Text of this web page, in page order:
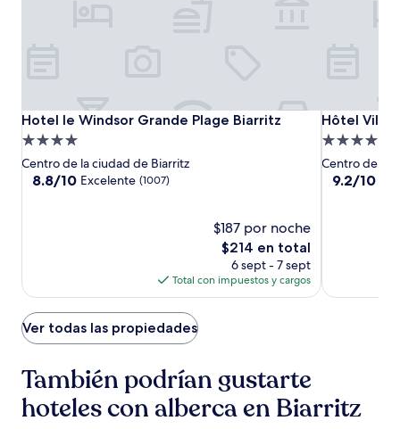
Hotel
le
Windsor
Grande
Plage
Hotel
le
Windsor
Grande
Plage
Hotel le Windsor Grande Plage Biarritz
Hotel le Windsor Grande Plage Biarritz
Propiedad
de
4.0
Centro de la ciudad de Biarritz
8.8
8.8/10 Excelente (1007)
$187 por noche
El
precio
actual
es
$214 en total
6 sept - 7 sept
Total con impuestos y cargos
Hôtel
Villa
Koegui
Biarritz
Hôtel Villa
Hôtel Villa
Propiedad
de
4.0
Centro de la
9.2
9.2/10
Ver todas las propiedades
También podrían gustarte
hoteles con alberca en Biarritz